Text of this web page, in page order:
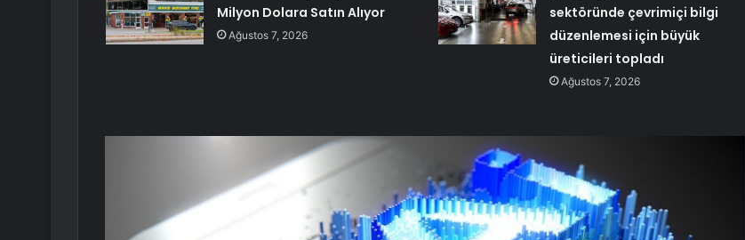
Milyon Dolara Satın Alıyor
Ağustos 7, 2026
sektöründe çevrimiçi bilgi
düzenlemesi için büyük
üreticileri topladı
Ağustos 7, 2026